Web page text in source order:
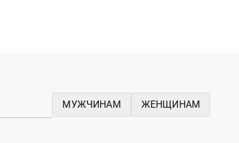
МУЖЧИНАМ ЖЕНЩИНАМ